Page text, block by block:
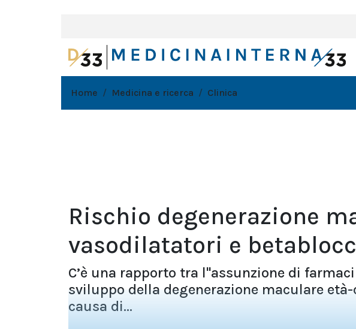
Home Medicina e ricerca Clinica
Rischio degenerazione
vasodilatatori e
C’è una rapporto tra l''assunzione di
sviluppo della degenerazione maculare
causa di...